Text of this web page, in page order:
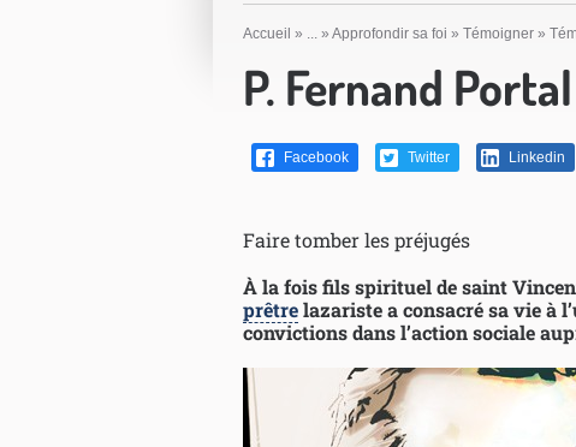
Accueil » ... » Approfondir sa foi » Témoigner »
P. Fernand
Facebook Twitter Linkedin
Faire tomber les préjugés
À la fois fils spirituel de saint
prêtrelazariste a consacré sa vie à
convictions dans l’action sociale